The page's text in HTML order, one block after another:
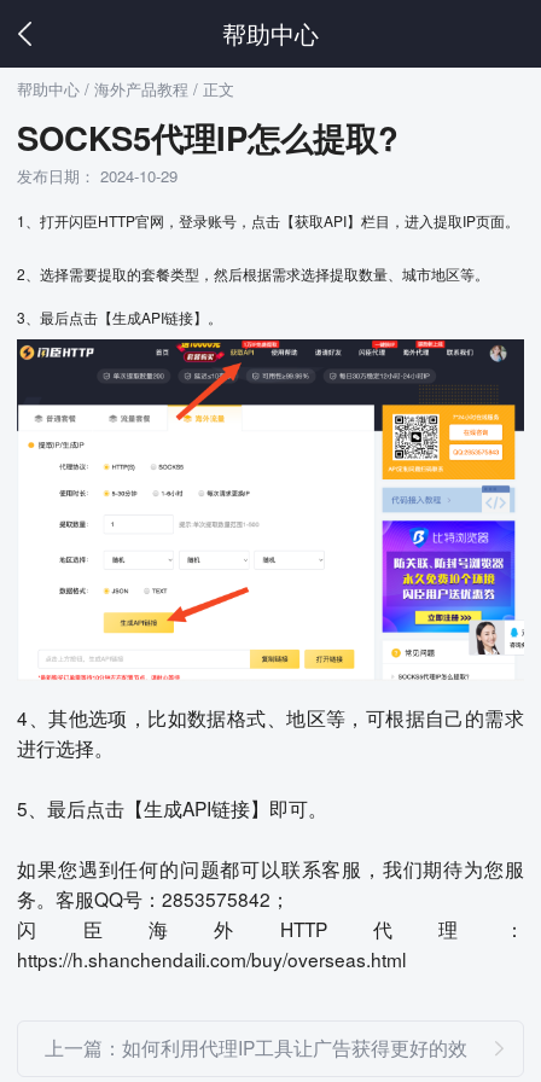
帮助中心
帮助中心 / 海外产品教程 / 正文
SOCKS5代理IP怎么提取?
发布日期： 2024-10-29
1、打开闪臣HTTP官网，登录账号，点击【获取API】栏目，进入提取IP页面。
2、选择需要提取的套餐类型，然后根据需求选择提取数量、城市地区等。
3、最后点击【生成API链接】。
4、其他选项，比如数据格式、地区等，可根据自己的需求
进行选择。
5、最后点击【生成API链接】即可。
如果您遇到任何的问题都可以联系客服，我们期待为您服
务。客服QQ号：2853575842；
闪臣海外HTTP代理：
https://h.shanchendaili.com/buy/overseas.html
上一篇：如何利用代理IP工具让广告获得更好的效